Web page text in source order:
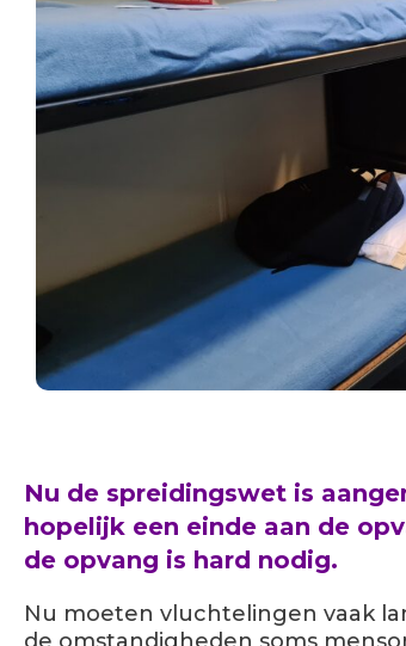
Nu de spreidingswet is
hopelijk een einde aan de
de opvang is hard nodig.
Nu moeten vluchtelingen vaak